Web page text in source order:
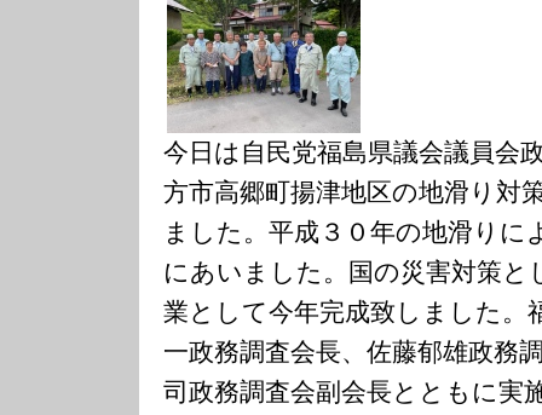
今日は自民党福島県議会議員会
方市高郷町揚津地区の地滑り対
ました。平成３０年の地滑りに
にあいました。国の災害対策と
業として今年完成致しました。
一政務調査会長、佐藤郁雄政務
司政務調査会副会長とともに実